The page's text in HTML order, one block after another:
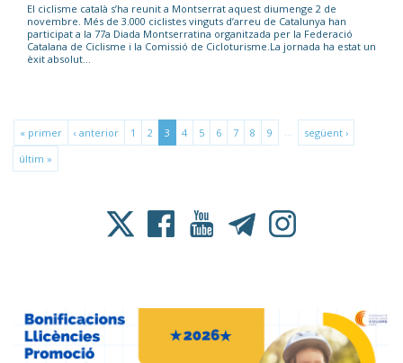
El ciclisme català s’ha reunit a Montserrat aquest diumenge 2 de
novembre. Més de 3.000 ciclistes vinguts d’arreu de Catalunya han
participat a la 77a Diada Montserratina organitzada per la Federació
Catalana de Ciclisme i la Comissió de Cicloturisme.La jornada ha estat un
èxit absolut...
« primer ‹ anterior 1 2 3 4 5 6 7 8 9
següent ›
últim »